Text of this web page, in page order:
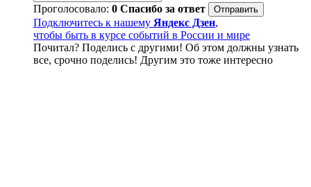
Проголосовало: 0 Спасибо за ответ
Подключитесь к нашему Яндекс Дзен,
чтобы быть в курсе событий в России и мире
Почитал? Поделись с другими! Об этом должны узнать
все, срочно поделись! Другим это тоже интересно